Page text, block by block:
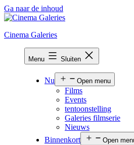
Ga naar de inhoud
Cinema Galeries
Menu Sluiten
Nu Open menu
Films
Events
tentoonstelling
Galeries filmserie
Nieuws
Binnenkort
Open